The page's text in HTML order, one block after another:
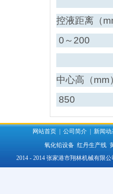
控液距离（
0～200
中心高（mm
850
网站首页 公司简介
新闻动
氧化铅设备 红丹生产线
2014 - 2014 张家港市翔林机械有限